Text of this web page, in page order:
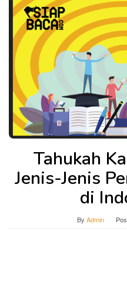
Tahukah
Jenis-Jenis
di
By Admin